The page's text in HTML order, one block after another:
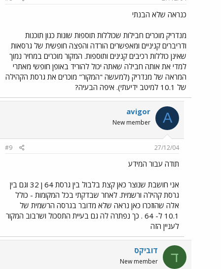
כנראה שלא הבנתי
מנדריק מוכרים חבילות שכוללות תוספות שונות כגון תוכנות
ודריברים קניניים ומאפשרים הורדה והפצה חופשית של גרסאות
שאינן כוללות רכיבים קנינים ותוספות. המקור מוכרים במחיר נמוך
למדי את אותה חבילה שאתה יכול להוריד באופן חופשי מאתרי
המראה של מנדריק (למעשה "המקור" מוכרים את גרסת הקהילה
של 10.1 למיטב ידיעתי). איפה הבעיה?
A
avigor
New member
27/12/04
#9
תודה עבור המידע
אני חושבת שנוצר כאן קצת בלבול בין גרסת 64 ן 32 וגם בין
גרסת קהילה ורשמית. לאחר שבדקתי בכל המקומות - כולל
אלה שהוזכרו כאן נראה שלא מדובר בגרסה הרשמית של
10.1 ל- 64 . כך נפתרה לה גם בעיית התסכול ושרבוב המקור
לעניין הזה
ד דוביקס
New member